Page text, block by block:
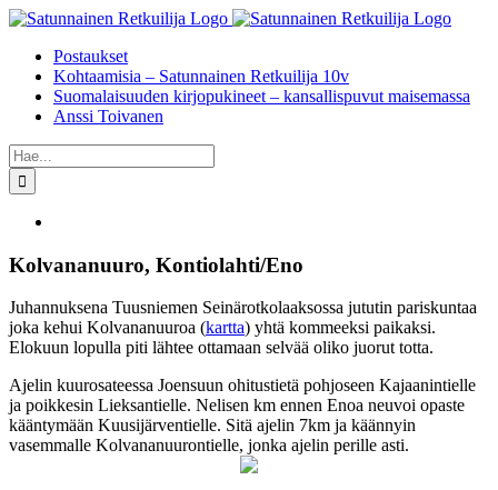
Skip
contentPostaukset
Kohtaamisia – Satunnainen Retkuilija 10v
Suomalaisuuden kirjopukineet – kansallispuvut maisemassa
Anssi Toivanen
Etsi
...
isompana
Kolvananuuro, Kontiolahti/Eno
Juhannuksena Tuusniemen Seinärotkolaaksossa jututin pariskuntaa
joka kehui Kolvananuuroa (kartta) yhtä kommeeksi paikaksi.
Elokuun lopulla piti lähtee ottamaan selvää oliko juorut totta.
Ajelin kuurosateessa Joensuun ohitustietä pohjoseen Kajaanintielle
ja poikkesin Lieksantielle. Nelisen km ennen Enoa neuvoi opaste
kääntymään Kuusijärventielle. Sitä ajelin 7km ja käännyin
vasemmalle Kolvananuurontielle, jonka ajelin perille asti.